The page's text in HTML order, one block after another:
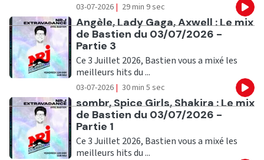
03-07-2026 | 29 min 9 sec
Ecouter
Angèle, Lady Gaga, Axwell : Le mix
de Bastien du 03/07/2026 -
Partie 3
Ce 3 Juillet 2026, Bastien vous a mixé les
meilleurs hits du ...
03-07-2026 | 30 min 5 sec
Ecouter
sombr, Spice Girls, Shakira : Le mix
de Bastien du 03/07/2026 -
Partie 1
Ce 3 Juillet 2026, Bastien vous a mixé les
meilleurs hits du ...